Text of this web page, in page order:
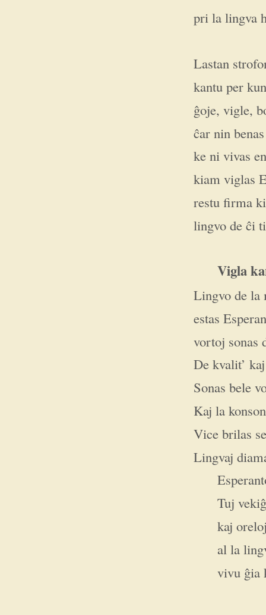
pri la lingva
Lastan
kantu per
ĝoje, vigle,
ĉar nin
ke ni vivas
kiam viglas
restu firma
lingvo de ĉi
Vigla
Lingvo de la
estas
vortoj sonas
De kvalit’
Sonas bele
Kaj la
Vice brilas
Lingvaj
Tuj
kaj
al la
vivu ĝia